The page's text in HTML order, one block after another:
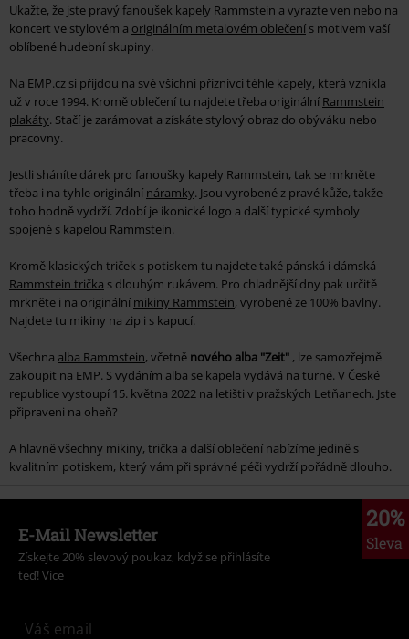
Ukažte, že jste pravý fanoušek kapely Rammstein a vyrazte ven nebo na
koncert ve stylovém a originálním metalovém oblečení s motivem vaší
oblíbené hudební skupiny.
Na EMP.cz si přijdou na své všichni příznivci téhle kapely, která vznikla
už v roce 1994. Kromě oblečení tu najdete třeba originální Rammstein
plakáty. Stačí je zarámovat a získáte stylový obraz do obýváku nebo
pracovny.
Jestli sháníte dárek pro fanoušky kapely Rammstein, tak se mrkněte
třeba i na tyhle originální náramky. Jsou vyrobené z pravé kůže, takže
toho hodně vydrží. Zdobí je ikonické logo a další typické symboly
spojené s kapelou Rammstein.
Kromě klasických triček s potiskem tu najdete také pánská i dámská
Rammstein trička s dlouhým rukávem. Pro chladnější dny pak určitě
mrkněte i na originální mikiny Rammstein, vyrobené ze 100% bavlny.
Najdete tu mikiny na zip i s kapucí.
Všechna alba Rammstein, včetně nového alba "Zeit" , lze samozřejmě
zakoupit na EMP. S vydáním alba se kapela vydává na turné. V České
republice vystoupí 15. května 2022 na letišti v pražských Letňanech. Jste
připraveni na oheň?
A hlavně všechny mikiny, trička a další oblečení nabízíme jedině s
kvalitním potiskem, který vám při správné péči vydrží pořádně dlouho.
20%
Sleva
E-Mail Newsletter
Získejte 20% slevový poukaz, když se přihlásíte
teď! Více